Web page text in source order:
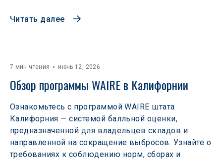
Читать далее
7 мин чтения июнь 12, 2026
Обзор программы WAIRE в Калифорнии
Ознакомьтесь с программой WAIRE штата
Калифорния — системой балльной оценки,
предназначенной для владельцев складов и
направленной на сокращение выбросов. Узнайте о
требованиях к соблюдению норм, сборах и